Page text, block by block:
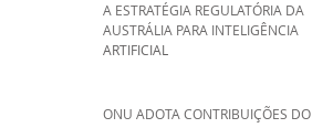
A ESTRATÉGIA REGULATÓRIA DA
AUSTRÁLIA PARA INTELIGÊNCIA
ARTIFICIAL
ONU ADOTA CONTRIBUIÇÕES DO